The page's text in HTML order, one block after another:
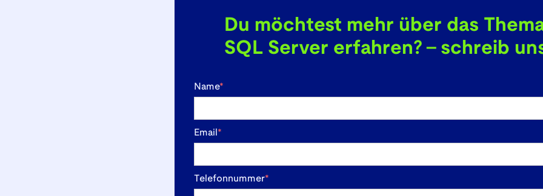
Du möchtest mehr über das
SQL Server erfahren? - schreib
Name*
Email *
Telefonnummer*